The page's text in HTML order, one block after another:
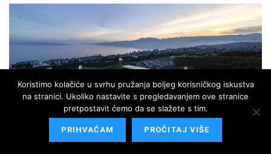
Rijeka minimalnom pobjedom protiv Ilvesa napravila
Koristimo kolačiće u svrhu pružanja boljeg korisničkog iskustva
na stranici. Ukoliko nastavite s pregledavanjem ove stranice
pretpostavit ćemo da se slažete s tim.
PRIHVAĆAM PROČITAJ VIŠE